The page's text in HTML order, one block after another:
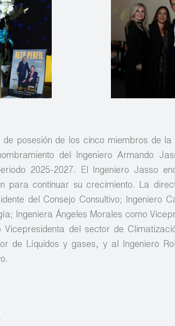
posesión de los cinco miembros de la
del Ingeniero Armando
2025-2027. El Ingeniero Jasso
para continuar su crecimiento. La
del Consejo Consultivo; Ingeniero
Ingeniera Ángeles Morales como
del sector de
de Líquidos y gases, y al Ingeniero